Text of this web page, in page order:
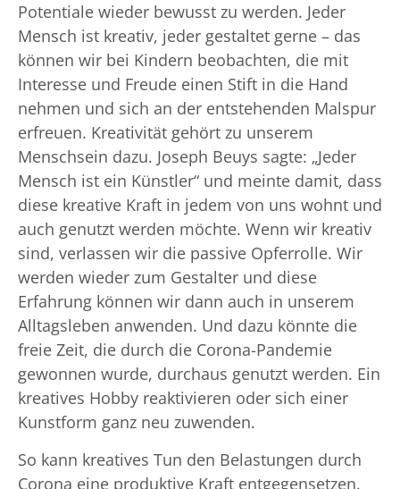
Potentiale wieder bewusst zu werden. Jeder
Mensch ist kreativ, jeder gestaltet gerne – das
können wir bei Kindern beobachten, die mit
Interesse und Freude einen Stift in die Hand
nehmen und sich an der entstehenden Malspur
erfreuen. Kreativität gehört zu unserem
Menschsein dazu. Joseph Beuys sagte: „Jeder
Mensch ist ein Künstler“ und meinte damit, dass
diese kreative Kraft in jedem von uns wohnt und
auch genutzt werden möchte. Wenn wir kreativ
sind, verlassen wir die passive Opferrolle. Wir
werden wieder zum Gestalter und diese
Erfahrung können wir dann auch in unserem
Alltagsleben anwenden. Und dazu könnte die
freie Zeit, die durch die Corona-Pandemie
gewonnen wurde, durchaus genutzt werden. Ein
kreatives Hobby reaktivieren oder sich einer
Kunstform ganz neu zuwenden.
So kann kreatives Tun den Belastungen durch
Corona eine produktive Kraft entgegensetzen.